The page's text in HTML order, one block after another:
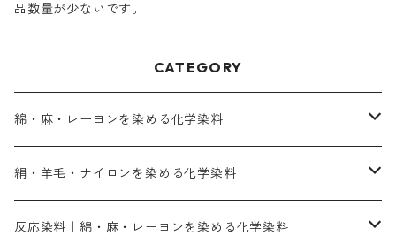
品数量が少ないです。
CATEGORY
綿・麻・レーヨンを染める化学染料
直接染料－染色手順が簡単
人気のおすすめ直接染料
絹・羊毛・ナイロンを染める化学染料
お買い得品
反応染料｜綿・麻・レーヨンを染める化学染料